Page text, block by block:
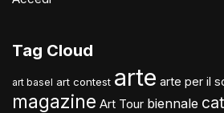
Tag Cloud
art basel art contest arte arte per il
magazine Art Tour biennale